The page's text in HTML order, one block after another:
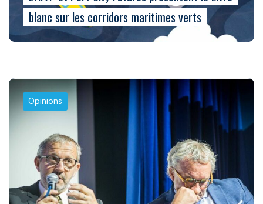
blanc sur les corridors maritimes verts
Opinions